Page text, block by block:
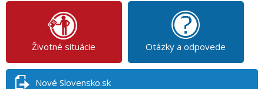
Životné situácie Otázky a odpovede
Nové Slovensko.sk